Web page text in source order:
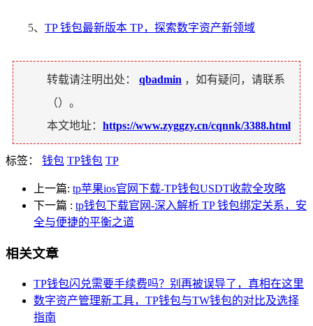
5、 TP 钱包最新版本 TP，探索数字资产新领域
转载请注明出处： qbadmin ，如有疑问，请联系
（）。
本文地址： https://www.zyggzy.cn/cqnnk/3388.html
标签： 钱包 TP钱包 TP
上一篇: tp苹果ios官网下载-TP钱包USDT收款全攻略
下一篇 : tp钱包下载官网-深入解析 TP 钱包绑定关系，安
全与便捷的平衡之道
相关文章
TP钱包闪兑需要手续费吗？别再被误导了，真相在这里
数字资产管理新工具，TP钱包与TW钱包的对比及选择
指南